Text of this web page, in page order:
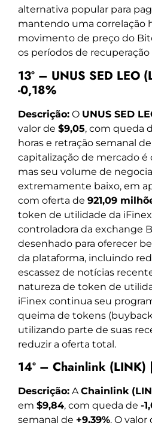
alternativa popular para
mantendo uma correlação
movimento de preço do
os períodos de
13º – UNUS SED LEO
-0,18%
Descrição: O UNUS SED
valor de $9,05, com queda
horas e retração semanal de
capitalização de mercado é
mas seu volume de
extremamente baixo, em
com oferta de 921,09
token de utilidade da
controladora da exchange
desenhado para oferecer
da plataforma, incluindo
escassez de notícias
natureza de token de
iFinex continua seu
queima de tokens
utilizando parte de suas
reduzir a oferta total.
14º – Chainlink (LINK)
Descrição: AChainlink
em $9,84, com queda de -
semanal de +9,39%. O